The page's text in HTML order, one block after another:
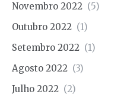
Novembro 2022 (5)
Outubro 2022 (1)
Setembro 2022 (1)
Agosto 2022 (3)
Julho 2022 (2)